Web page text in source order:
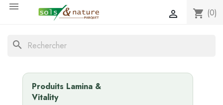

shopping_cart (0)

search
Produits Lamina &
Vitality